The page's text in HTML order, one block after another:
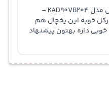
یخچال فریزر ساید بای ساید بوش مدل KAD90VB204 –
خوبه این یخچال هم
داره بهتون پیشنهاد